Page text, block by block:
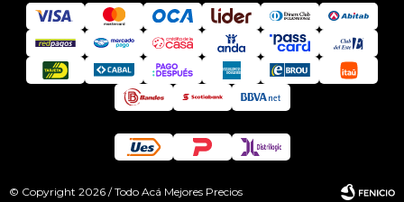
© Copyright 2026 / Todo Acá Mejores Precios